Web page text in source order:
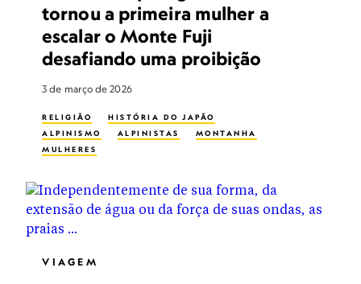
tornou a primeira mulher a
escalar o Monte Fuji
desafiando uma proibição
3 de março de 2026
RELIGIÃO
HISTÓRIA DO JAPÃO
ALPINISMO
ALPINISTAS
MONTANHA
MULHERES
VIAGEM